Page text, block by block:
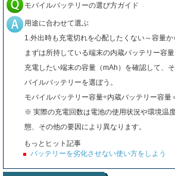
モバイルバッテリーの選び方ガイド
用途に合わせて選ぶ
1.外出時も充電切れを心配したくない～容量か
まずは所持している端末の内蔵バッテリー容量
充電したい端末の容量（mAh）を確認して、
バイルバッテリーを選ぼう。
モバイルバッテリー容量÷内蔵バッテリー容
※ 実際の充電回数は電池の使用状況や環境温
態、その他の要因により異なります。
もっとヒット記事
バッテリーを劣化させない使い方をしよう